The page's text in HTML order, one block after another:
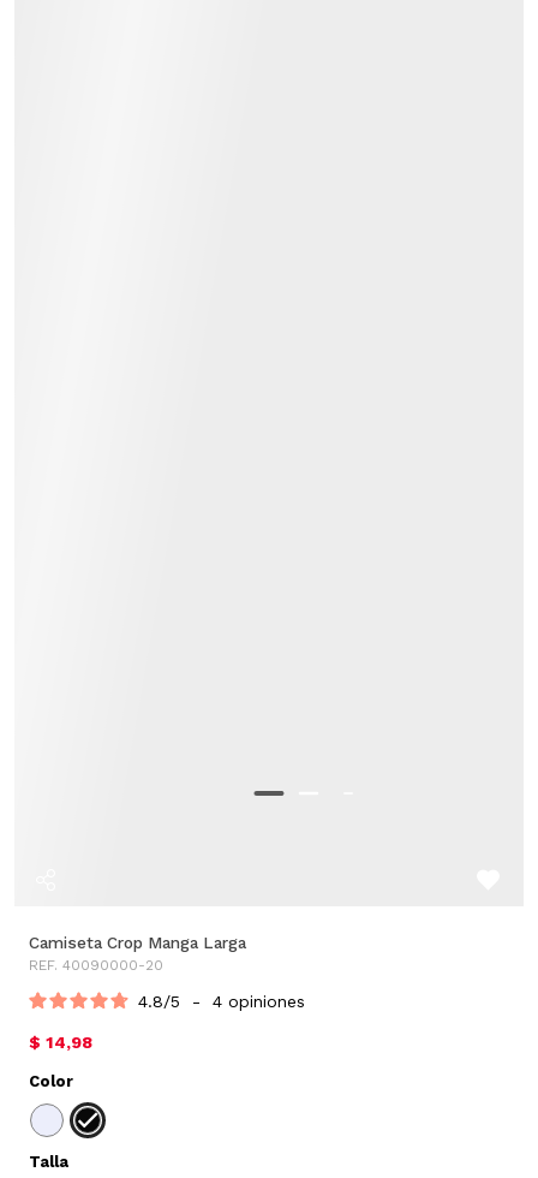
Camiseta Crop Manga Larga
REF. 40090000-20
4.8/5 - 4 opiniones
$ 14,98
Color
Talla